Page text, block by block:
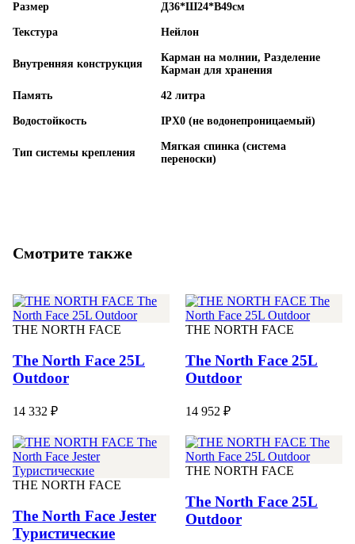
Размер Д36*Ш24*В49см
Текстура Нейлон
Внутренняя конструкция
Карман на молнии, Разделение
Карман для хранения
Память 42 литра
Водостойкость IPX0 (не водонепроницаемый)
Тип системы крепления
Мягкая спинка (система
переноски)
Смотрите также
THE NORTH FACE
The North Face 25L
Outdoor
14 332 ₽
THE NORTH FACE
The North Face 25L
Outdoor
14 952 ₽
THE NORTH FACE
The North Face Jester
Туристические
THE NORTH FACE
The North Face 25L
Outdoor